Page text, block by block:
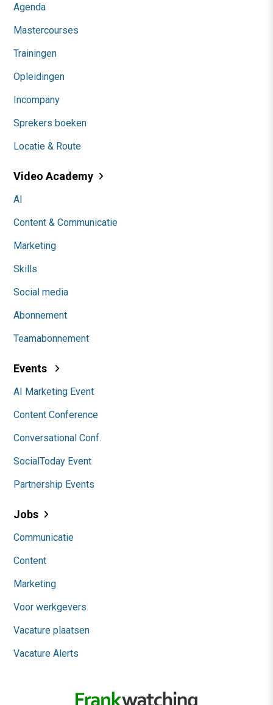
Agenda
Mastercourses
Trainingen
Opleidingen
Incompany
Sprekers boeken
Locatie & Route
Video Academy
AI
Content & Communicatie
Marketing
Skills
Social media
Abonnement
Teamabonnement
Events
AI Marketing Event
Content Conference
Conversational Conf.
SocialToday Event
Partnership Events
Jobs
Communicatie
Content
Marketing
Voor werkgevers
Vacature plaatsen
Vacature Alerts